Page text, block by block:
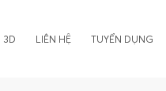
3D LIÊN HỆ TUYỂN DỤNG